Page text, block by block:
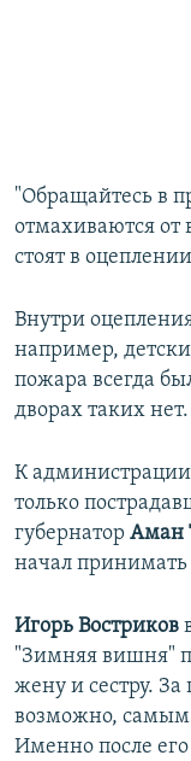
​"Обращайтесь в
отмахиваются от
стоят в
Внутри
например,
пожара всегда
дворах таких нет.
К администрации
только
губернатор Аман
начал
Игорь Востриков
"Зимняя вишня"
жену и сестру.
возможно,
Именно после его